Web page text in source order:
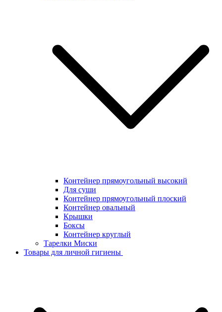
Контейнер прямоугольный высокий
Для суши
Контейнер прямоугольный плоский
Контейнер овальный
Крышки
Боксы
Контейнер круглый
Тарелки Миски
Товары для личной гигиены